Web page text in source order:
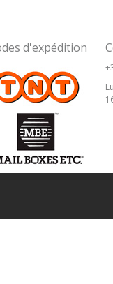
d'expédition